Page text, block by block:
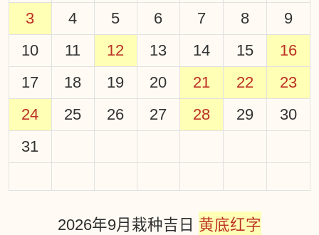
3
4 5 6 7 8
9
10
11 12 13 14 15
16
17
18 19 20 21 22
23
24
25 26 27 28 29
30
31
2026年9月栽种吉日 黄底红字